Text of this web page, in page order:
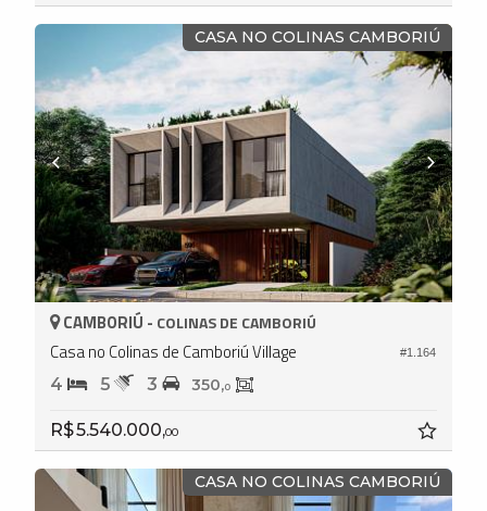
CASA NO COLINAS CAMBORIÚ
#1.164
CAMBORIÚ - COLINAS DE CAMBORIÚ
Casa no Colinas de Camboriú Village
4 5 3 350,0
R$ 5.540.000,00
CASA NO COLINAS CAMBORIÚ